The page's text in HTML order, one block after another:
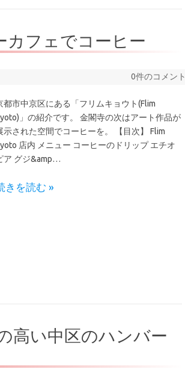
カフェでコーヒー
0件のコメント
都市中京区にある「フリムキョウト(Flim
」の紹介です。 金閣寺の次はアート作品が
示された空間でコーヒーを。 【目次】 Flim
店内 メニュー コーヒーのドリップ エチオ
ア グジ&amp…
きを読む »
高い中区のハンバー